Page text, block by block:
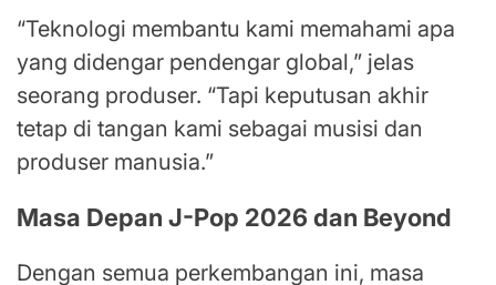
“Teknologi membantu kami memahami apa
yang didengar pendengar global,” jelas
seorang produser. “Tapi keputusan akhir
tetap di tangan kami sebagai musisi dan
produser manusia.”
Masa Depan J-Pop 2026 dan Beyond
Dengan semua perkembangan ini, masa